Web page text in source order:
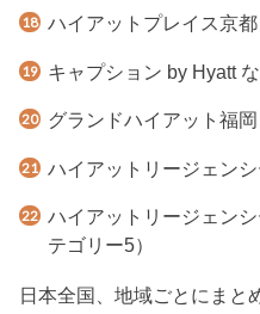
ハイアットプレイス京都
キャプション by Hyatt
グランドハイアット福岡
ハイアットリージェン
ハイアットリージェン
テゴリー5）
日本全国、地域ごとにまと